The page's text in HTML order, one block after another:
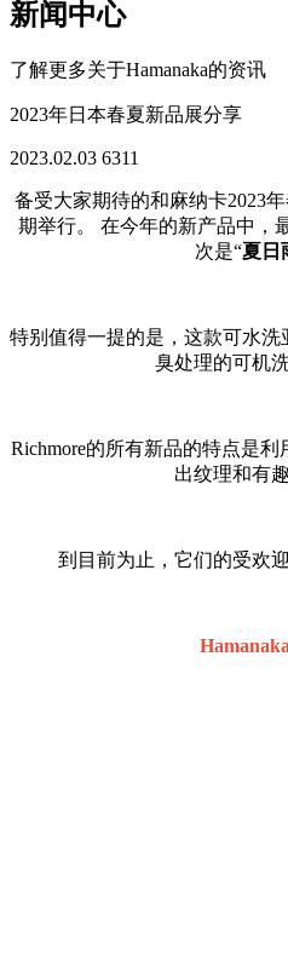
新闻中心
了解更多关于Hamanaka的资讯
2023年日本春夏新品展分享
2023.02.03 6311
备受大家期待的和麻纳卡2023
期举行。 在今年的新产品中，
次是“夏日
特别值得一提的是，这款可水
臭处理的可机
Richmore的所有新品的特点是
出纹理和有
到目前为止，它们的受欢